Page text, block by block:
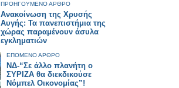
ΠΡΟΗΓΟΥΜΕΝΟ ΑΡΘΡΟ
Ανακοίνωση της Χρυσής
Αυγής: Τα πανεπιστήμια της
χώρας παραμένουν άσυλα
εγκληματιών
ΕΠΟΜΕΝΟ ΑΡΘΡΟ
ΝΔ-“Σε άλλο πλανήτη ο
ΣΥΡΙΖΑ θα διεκδικούσε
Νόμπελ Οικονομίας”!